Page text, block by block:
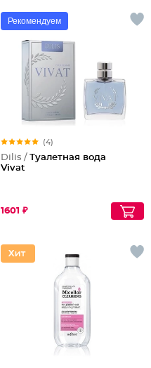
Рекомендуем
(4)
Dilis / Туалетная вода
Vivat
1601 ₽